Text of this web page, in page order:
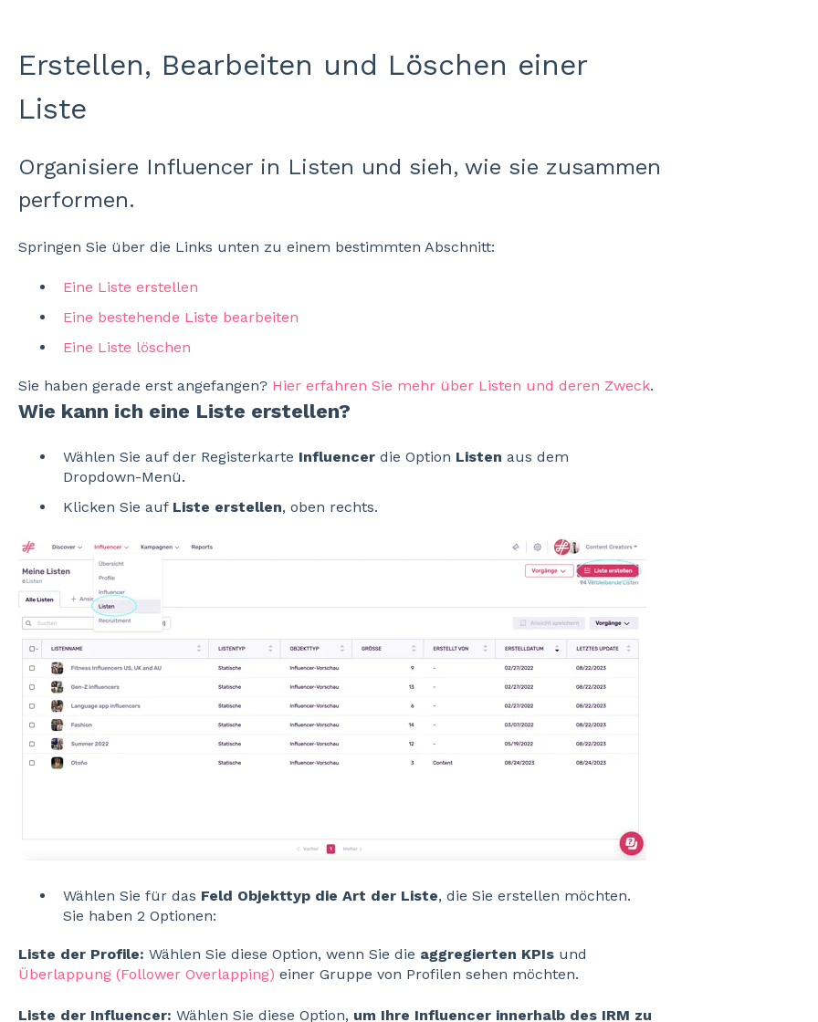
Erstellen, Bearbeiten und Löschen einer
Liste
Organisiere Influencer in Listen und sieh, wie sie zusammen
performen.
Springen Sie über die Links unten zu einem bestimmten Abschnitt:
Eine Liste erstellen
Eine bestehende Liste bearbeiten
Eine Liste löschen
Sie haben gerade erst angefangen? Hier erfahren Sie mehr über Listen und deren Zweck.
Wie kann ich eine Liste erstellen?
Wählen Sie auf der Registerkarte Influencerdie Option Listen aus dem
Dropdown-Menü.
Klicken Sie auf Liste erstellen, oben rechts.
Wählen Sie für das Feld Objekttyp die Art der Liste, die Sie erstellen möchten.
Sie haben 2 Optionen:
Liste der Profile: Wählen Sie diese Option, wenn Sie die aggregierten KPIsund
Überlappung (Follower Overlapping) einer Gruppe von Profilen sehen möchten.
Liste der Influencer: Wählen Sie diese Option, um Ihre Influencer innerhalb des IRM zu